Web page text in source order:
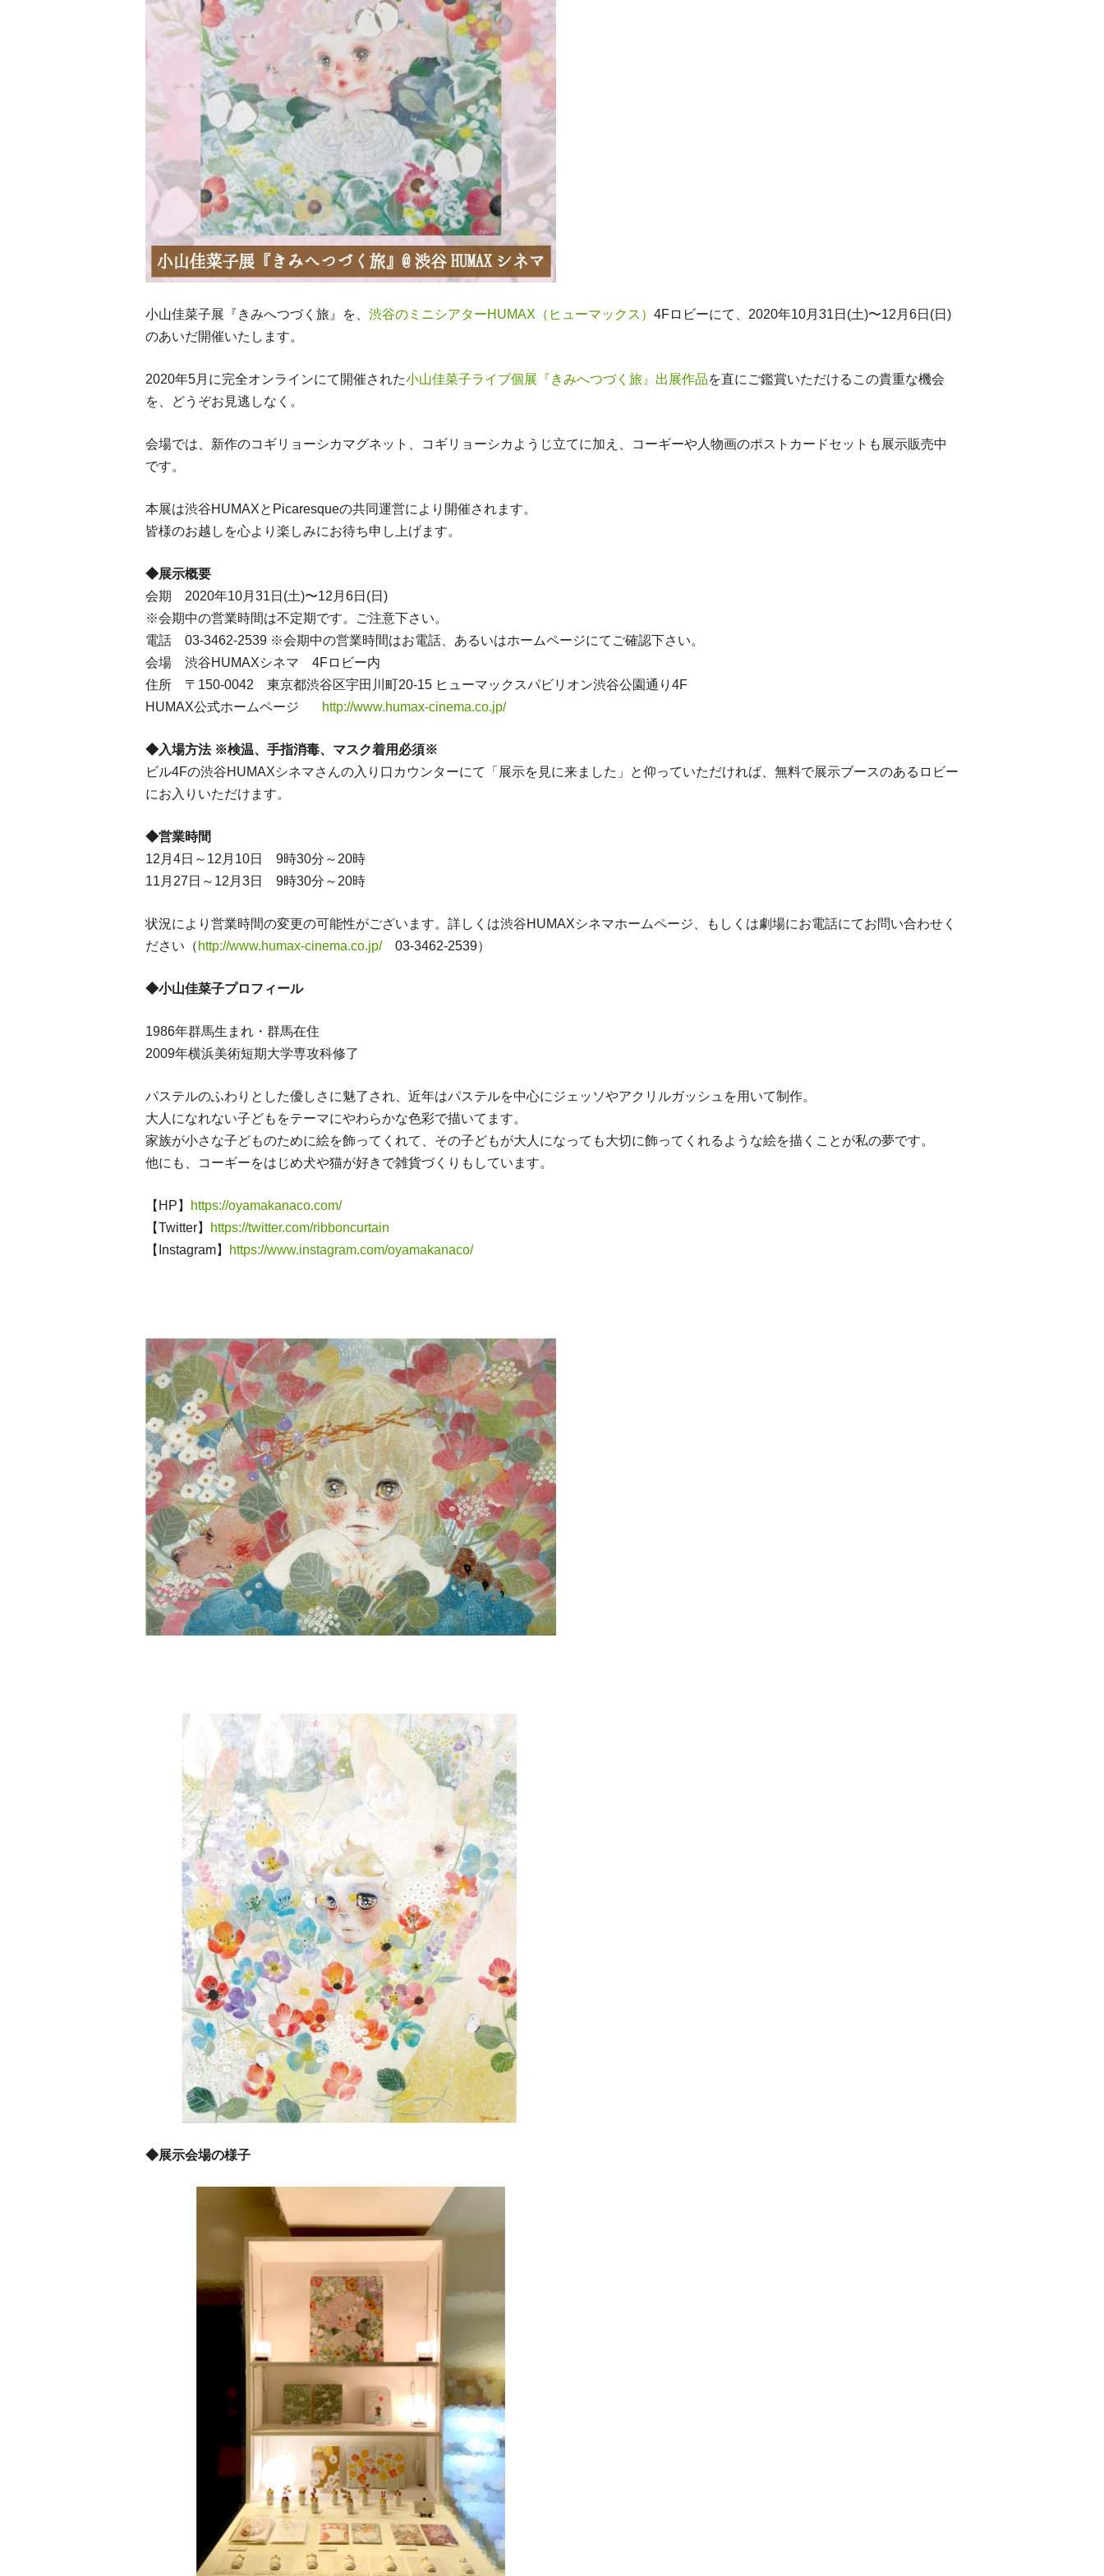
小山佳菜子展『きみへつづく旅』を、 渋谷のミニシアターHUMAX（ヒューマックス） 4Fロビーにて、2020年10月31日(土)〜12月6日(日)
のあいだ開催いたします。
2020年5月に完全オンラインにて開催された小山佳菜子ライブ個展『きみへつづく旅』出展作品を直にご鑑賞いただけるこの貴重な機会
を、どうぞお見逃しなく。
会場では、新作のコギリョーシカマグネット、コギリョーシカようじ立てに加え、コーギーや人物画のポストカードセットも展示販売中
です。
本展は渋谷HUMAXとPicaresqueの共同運営により開催されます。
皆様のお越しを心より楽しみにお待ち申し上げます。
◆展示概要
会期 2020年10月31日(土)〜12月6日(日)
※会期中の営業時間は不定期です。ご注意下さい。
電話 03-3462-2539 ※会期中の営業時間はお電話、あるいはホームページにてご確認下さい。
会場 渋谷HUMAXシネマ 4Fロビー内
住所 〒150-0042 東京都渋谷区宇田川町20-15 ヒューマックスパビリオン渋谷公園通り4F
HUMAX公式ホームページ
http://www.humax-cinema.co.jp/
◆入場方法 ※検温、手指消毒、マスク着用必須※
ビル4Fの渋谷HUMAXシネマさんの入り口カウンターにて「展示を見に来ました」と仰っていただければ、無料で展示ブースのあるロビー
にお入りいただけます。
◆営業時間
12月4日～12月10日 9時30分～20時
11月27日～12月3日 9時30分～20時
状況により営業時間の変更の可能性がございます。詳しくは渋谷HUMAXシネマホームページ、もしくは劇場にお電話にてお問い合わせく
ださい（ http://www.humax-cinema.co.jp/03-3462-2539）
◆小山佳菜子プロフィール
1986年群馬生まれ・群馬在住
2009年横浜美術短期大学専攻科修了
パステルのふわりとした優しさに魅了され、近年はパステルを中心にジェッソやアクリルガッシュを用いて制作。
大人になれない子どもをテーマにやわらかな色彩で描いてます。
家族が小さな子どものために絵を飾ってくれて、その子どもが大人になっても大切に飾ってくれるような絵を描くことが私の夢です。
他にも、コーギーをはじめ犬や猫が好きで雑貨づくりもしています。
【HP】
https://oyamakanaco.com/
【Twitter】
https://twitter.com/ribboncurtain
【Instagram】
https://www.instagram.com/oyamakanaco/
◆展示会場の様子